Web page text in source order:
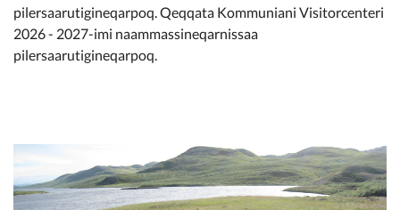
pilersaarutigineqarpoq. Qeqqata Kommuniani Visitorcenteri
2026 - 2027-imi naammassineqarnissaa
pilersaarutigineqarpoq.